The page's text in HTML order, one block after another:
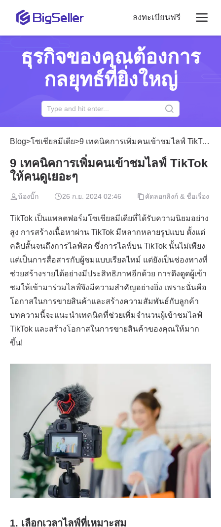
ลงทะเบียนฟรี
ธุรกิจของคุณต้องการ
กลยุทธ์ที่ยิ่งใหญ่
Blog>โซเชียลมีเดีย>9 เทคนิคการเพิ่มคนเข้าชมไลฟ์ TikTok ให้คนดูเยอะๆ
9 เทคนิคการเพิ่มคนเข้าชมไลฟ์ TikTok
ให้คนดูเยอะๆ
น้องบิ๊ก 26 ก.ย. 2024 02:46 คัดลอกลิงก์ & ชื่อเรื่อง